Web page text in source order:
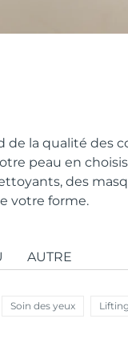
de la qualité des
peau en
des
votre forme.
AUTRE
Soin des yeux Lifting